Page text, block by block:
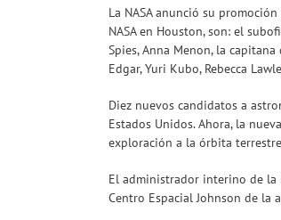
La NASA anunció su
NASA en Houston, son: el
Spies, Anna Menon, la
Edgar, Yuri Kubo, Rebecca
Diez nuevos candidatos a
Estados Unidos. Ahora, la
exploración a la órbita
El administrador interino de la
Centro Espacial Johnson de la